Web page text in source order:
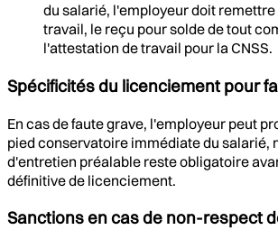
du salarié, l'employeur doit
travail, le reçu pour solde de tout
l'attestation de travail pour la CNSS.
Spécificités du licenciement pour
En cas de faute grave, l'employeur peut
pied conservatoire immédiate du salarié,
d'entretien préalable reste obligatoire
définitive de licenciement.
Sanctions en cas de non-respect